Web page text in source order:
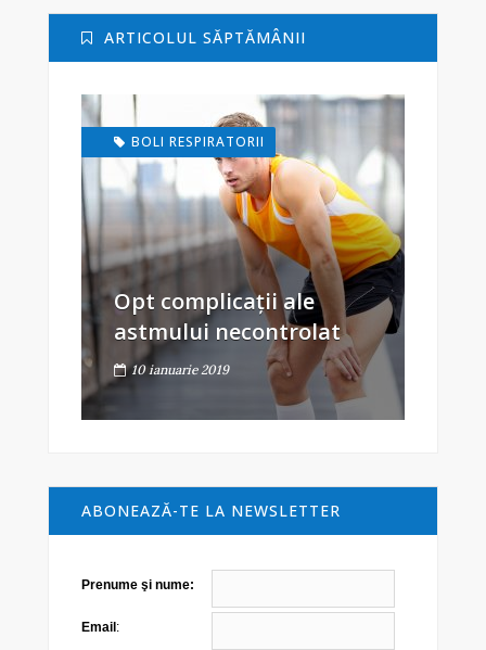
ARTICOLUL SĂPTĂMÂNII
BOLI RESPIRATORII
Opt complicații ale
astmului necontrolat
10 ianuarie 2019
ABONEAZĂ-TE LA NEWSLETTER
Prenume şi nume:
Email :